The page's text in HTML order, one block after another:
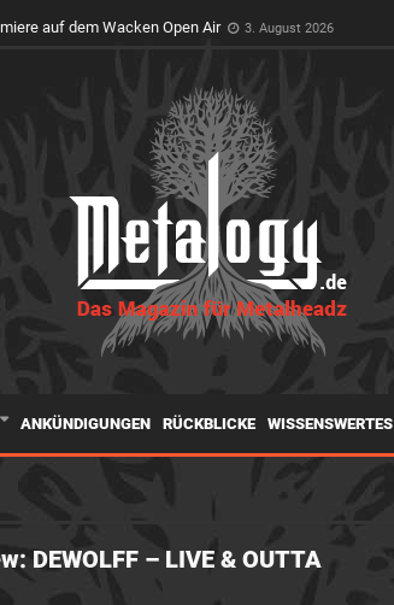
auf dem Wacken Open Air 3. August 2026
ANKÜNDIGUNGEN RÜCKBLICKE WISSENSWERTES
DEWOLFF – LIVE & OUTTA